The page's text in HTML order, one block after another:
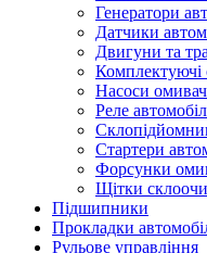
Генератори
Датчики
Двигуни та
Комплектуючі
Насоси
Реле
Стартери
Форсунки
Щітки
Підшипники
Прокладки
Рульове управління